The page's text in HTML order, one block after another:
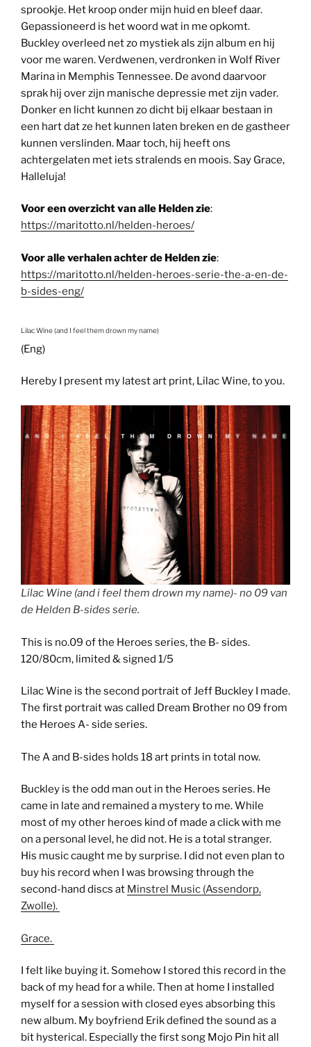
sprookje. Het kroop onder mijn huid en bleef daar.
Gepassioneerd is het woord wat in me opkomt.
Buckley overleed net zo mystiek als zijn album en hij
voor me waren. Verdwenen, verdronken in Wolf River
Marina in Memphis Tennessee. De avond daarvoor
sprak hij over zijn manische depressie met zijn vader.
Donker en licht kunnen zo dicht bij elkaar bestaan in
een hart dat ze het kunnen laten breken en de gastheer
kunnen verslinden. Maar toch, hij heeft ons
achtergelaten met iets stralends en moois. Say Grace,
Halleluja!
Voor een overzicht van alle Helden zie:
https://maritotto.nl/helden-heroes/
Voor alle verhalen achter de Helden zie:
https://maritotto.nl/helden-heroes-serie-the-a-en-de-
b-sides-eng/
Lilac Wine (and I feel them drown my name)
(Eng)
Hereby I present my latest art print, Lilac Wine, to you.
Lilac Wine (and i feel them drown my name)- no 09 van
de Helden B-sides serie.
This is no.09 of the Heroes series, the B- sides.
120/80cm, limited & signed 1/5
Lilac Wine is the second portrait of Jeff Buckley I made.
The first portrait was called Dream Brother no 09 from
the Heroes A- side series.
The A and B-sides holds 18 art prints in total now.
Buckley is the odd man out in the Heroes series. He
came in late and remained a mystery to me. While
most of my other heroes kind of made a click with me
on a personal level, he did not. He is a total stranger.
His music caught me by surprise. I did not even plan to
buy his record when I was browsing through the
second-hand discs at Minstrel Music (Assendorp,
Zwolle).
Grace.
I felt like buying it. Somehow I stored this record in the
back of my head for a while. Then at home I installed
myself for a session with closed eyes absorbing this
new album. My boyfriend Erik defined the sound as a
bit hysterical. Especially the first song Mojo Pin hit all